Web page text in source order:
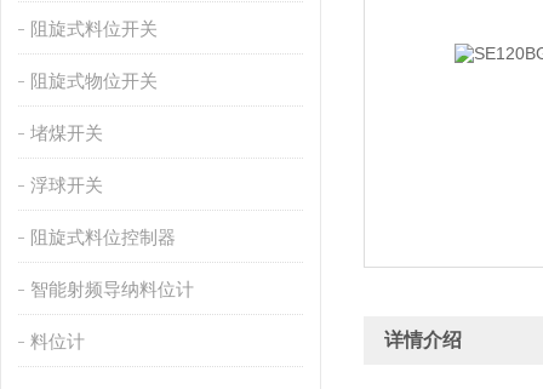
阻旋式料位开关
阻旋式物位开关
堵煤开关
浮球开关
阻旋式料位控制器
智能射频导纳料位计
料位计 详情介绍